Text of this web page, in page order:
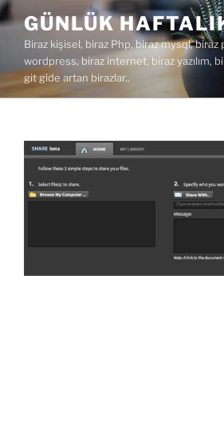
İçeriğe
geç
GÜNLÜK
Biraz kişisel, biraz Php, biraz mysql, biraz
wordpress, biraz internet, biraz yazılım,
git gide artan birazlar..